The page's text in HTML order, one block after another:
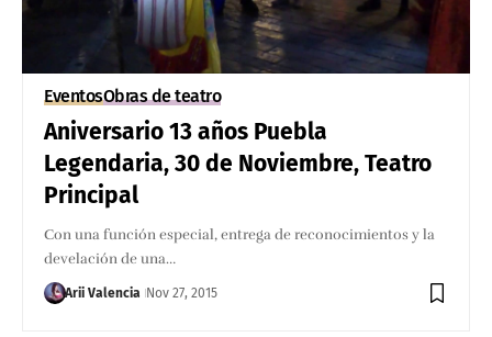
EventosObras de teatro
Aniversario 13 años Puebla
Legendaria, 30 de Noviembre, Teatro
Principal
Con una función especial, entrega de reconocimientos y la
develación de una…
Arii Valencia Nov 27, 2015